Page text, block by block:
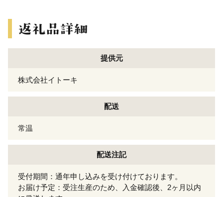
提供元
株式会社イトーキ
配送
常温
配送注記
受付期間：通年申し込みを受け付けております。
お届け予定：受注生産のため、入金確認後、2ヶ月以内